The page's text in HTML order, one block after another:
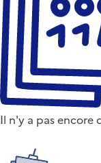
Il n'y a pas encore